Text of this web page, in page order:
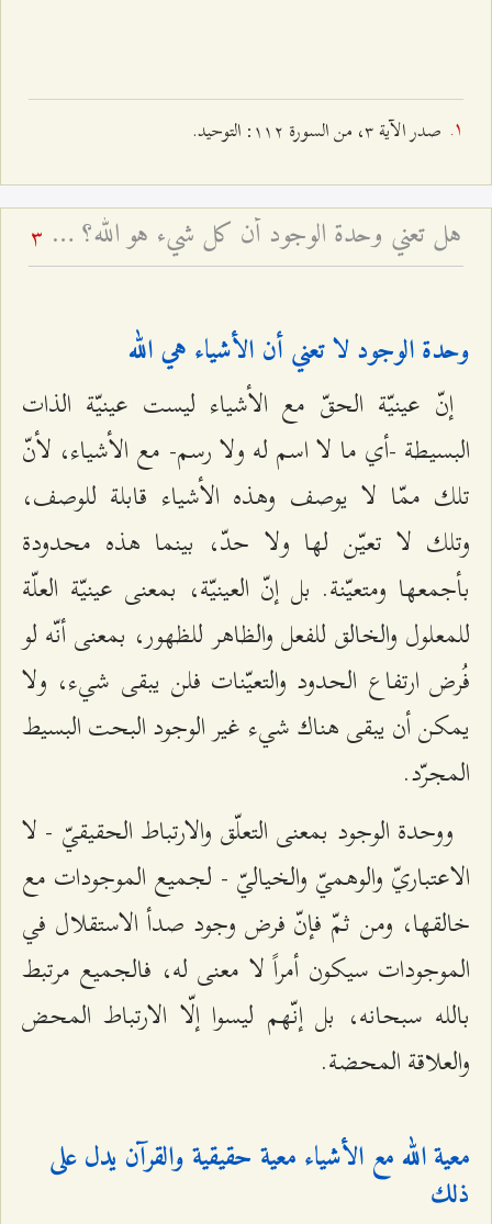
صدر الآية ٣، من السورة ۱۱٢: التوحيد.
هل تعني وحدة الوجود أن كل شيء هو الله؟ - بيان الشبهة و جوابها 3
وحدة الوجود لا تعني أن الأشياء هي الله
إنّ عينيّة الحقّ مع الأشياء ليست عينيّة الذات
البسيطة -أي ما لا اسم له ولا رسم- مع الأشياء، لأنّ
تلك ممّا لا يوصف وهذه الأشياء قابلة للوصف،
وتلك لا تعيّن لها ولا حدّ، بينما هذه محدودة
بأجمعها ومتعيّنة. بل إنّ العينيّة، بمعنى عينيّة العلّة
للمعلول والخالق للفعل والظاهر للظهور، بمعنى أنّه لو
فُرض ارتفاع الحدود والتعيّنات فلن يبقى شيء، ولا
يمكن أن يبقى هناك شيء غير الوجود البحت البسيط
المجرّد.
ووحدة الوجود بمعنى التعلّق والارتباط الحقيقيّ - لا
الاعتباريّ والوهميّ والخياليّ - لجميع الموجودات مع
خالقها، ومن ثمّ فإنّ فرض وجود صدأ الاستقلال في
الموجودات سيكون أمراً لا معنى له، فالجميع مرتبط
بالله سبحانه، بل إنّهم ليسوا إلّا الارتباط المحض
والعلاقة المحضة.
معية الله مع الأشياء معية حقيقية والقرآن يدل على
ذلك